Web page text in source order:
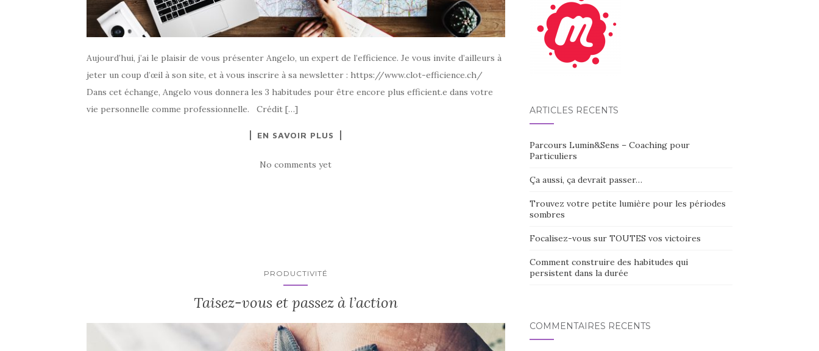
Aujourd’hui, j’ai le plaisir de vous présenter Angelo, un expert de l’efficience. Je vous invite d’ailleurs à
jeter un coup d’œil à son site, et à vous inscrire à sa newsletter : https://www.clot-efficience.ch/
Dans cet échange, Angelo vous donnera les 3 habitudes pour être encore plus efficient.e dans votre
vie personnelle comme professionnelle. Crédit […]
EN SAVOIR PLUS
No comments yet
PRODUCTIVITÉ
Taisez-vous et passez à l’action
ARTICLES RÉCENTS
Parcours Lumin&Sens – Coaching pour
Particuliers
Ça aussi, ça devrait passer…
Trouvez votre petite lumière pour les périodes
sombres
Focalisez-vous sur TOUTES vos victoires
Comment construire des habitudes qui
persistent dans la durée
COMMENTAIRES RÉCENTS